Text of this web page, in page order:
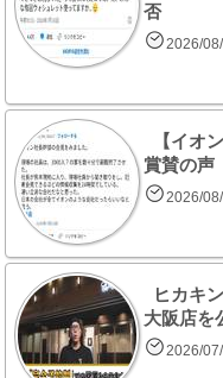
否
2026/
【イオ
賞賛の声
2026/
ヒカキ
大阪店
2026/